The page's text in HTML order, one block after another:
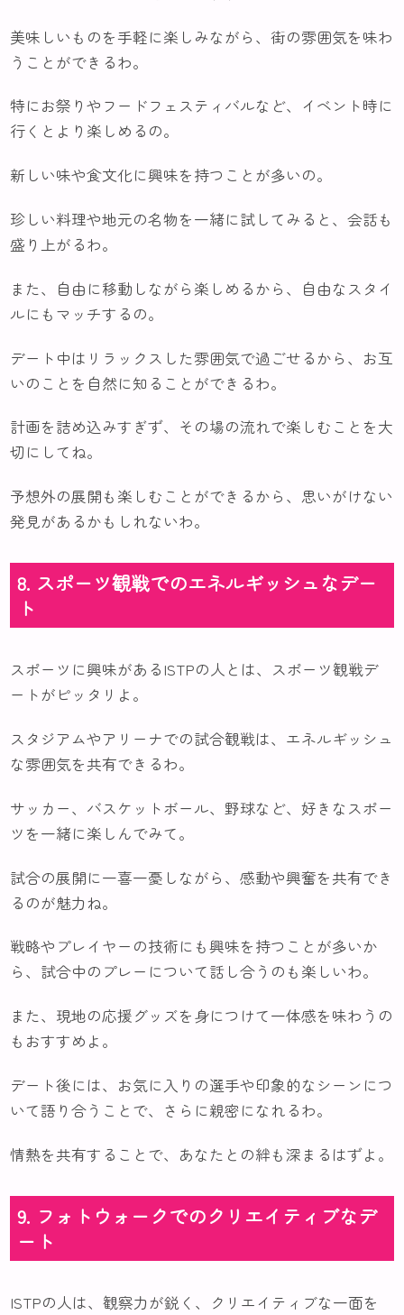
美味しいものを手軽に楽しみながら、街の雰囲気を味わ
うことができるわ。
特にお祭りやフードフェスティバルなど、イベント時に
行くとより楽しめるの。
新しい味や食文化に興味を持つことが多いの。
珍しい料理や地元の名物を一緒に試してみると、会話も
盛り上がるわ。
また、自由に移動しながら楽しめるから、自由なスタイ
ルにもマッチするの。
デート中はリラックスした雰囲気で過ごせるから、お互
いのことを自然に知ることができるわ。
計画を詰め込みすぎず、その場の流れで楽しむことを大
切にしてね。
予想外の展開も楽しむことができるから、思いがけない
発見があるかもしれないわ。
8. スポーツ観戦でのエネルギッシュなデー
ト
スポーツに興味があるISTPの人とは、スポーツ観戦デ
ートがピッタリよ。
スタジアムやアリーナでの試合観戦は、エネルギッシュ
な雰囲気を共有できるわ。
サッカー、バスケットボール、野球など、好きなスポー
ツを一緒に楽しんでみて。
試合の展開に一喜一憂しながら、感動や興奮を共有でき
るのが魅力ね。
戦略やプレイヤーの技術にも興味を持つことが多いか
ら、試合中のプレーについて話し合うのも楽しいわ。
また、現地の応援グッズを身につけて一体感を味わうの
もおすすめよ。
デート後には、お気に入りの選手や印象的なシーンにつ
いて語り合うことで、さらに親密になれるわ。
情熱を共有することで、あなたとの絆も深まるはずよ。
9. フォトウォークでのクリエイティブなデ
ート
ISTPの人は、観察力が鋭く、クリエイティブな一面を